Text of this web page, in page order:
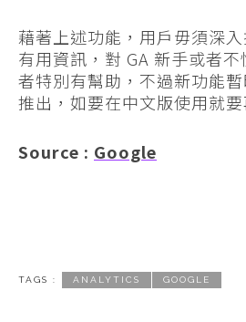
藉著上述功能，用戶毋須深
有用資訊，對 GA 新手或者
者特別有幫助，不過新功能
推出，如要在中文版使用就
Source : Google
TAGS : ANALYTICS GOOGLE